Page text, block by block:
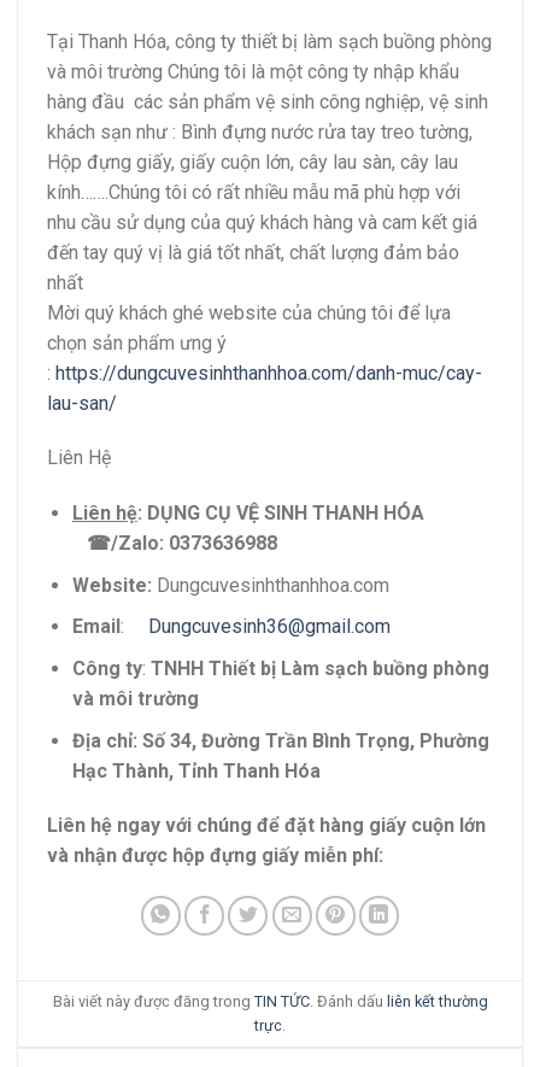
Tại Thanh Hóa, công ty thiết bị làm sạch buồng phòng
và môi trường Chúng tôi là một công ty nhập khẩu
hàng đầu các sản phẩm vệ sinh công nghiệp, vệ sinh
khách sạn như : Bình đựng nước rửa tay treo tường,
Hộp đựng giấy, giấy cuộn lớn, cây lau sàn, cây lau
kính…….Chúng tôi có rất nhiều mẫu mã phù hợp với
nhu cầu sử dụng của quý khách hàng và cam kết giá
đến tay quý vị là giá tốt nhất, chất lượng đảm bảo
nhất
Mời quý khách ghé website của chúng tôi để lựa
chọn sản phẩm ưng ý
: https://dungcuvesinhthanhhoa.com/danh-muc/cay-
lau-san/
Liên Hệ
Liên hệ: DỤNG CỤ VỆ SINH THANH HÓA
☎/Zalo: 0373636988
Website: Dungcuvesinhthanhhoa.com
Email :
Dungcuvesinh36@gmail.com
Công ty: TNHH Thiết bị Làm sạch buồng phòng
và môi trường
Địa chỉ: Số 34, Đường Trần Bình Trọng, Phường
Hạc Thành, Tỉnh Thanh Hóa
Liên hệ ngay với chúng để đặt hàng giấy cuộn lớn
và nhận được hộp đựng giấy miễn phí:
Bài viết này được đăng trong TIN TỨC. Đánh dấu liên kết thường
trực